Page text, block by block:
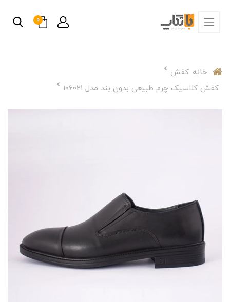
0
خانه کفش
کفش کلاسیک چرم طبیعی بدون بند مدل 106021